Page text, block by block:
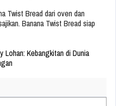
Twist Bread dari oven dan
Banana Twist Bread siap
Lohan: Kebangkitan di Dunia